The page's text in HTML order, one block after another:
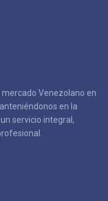
Venezolano en
en la
servicio integral,